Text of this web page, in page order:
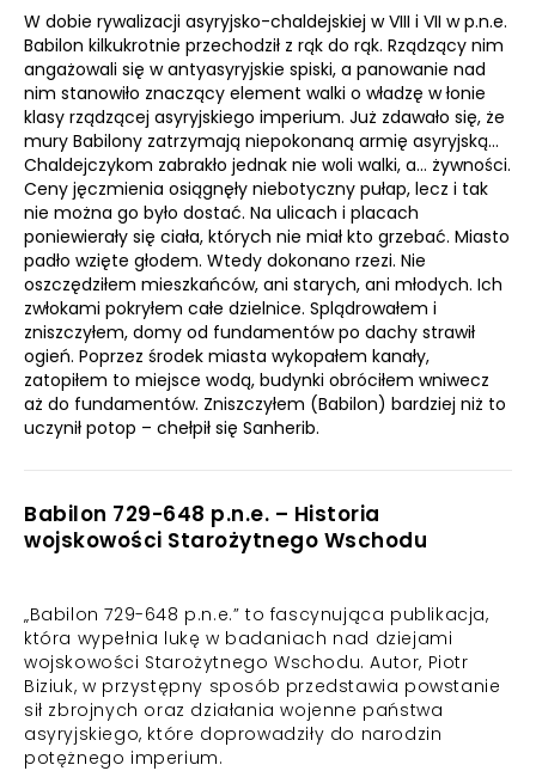
W dobie rywalizacji asyryjsko-chaldejskiej w VIII i VII w p.n.e.
Babilon kilkukrotnie przechodził z rąk do rąk. Rządzący nim
angażowali się w antyasyryjskie spiski, a panowanie nad
nim stanowiło znaczący element walki o władzę w łonie
klasy rządzącej asyryjskiego imperium. Już zdawało się, że
mury Babilony zatrzymają niepokonaną armię asyryjską...
Chaldejczykom zabrakło jednak nie woli walki, a... żywności.
Ceny jęczmienia osiągnęły niebotyczny pułap, lecz i tak
nie można go było dostać. Na ulicach i placach
poniewierały się ciała, których nie miał kto grzebać. Miasto
padło wzięte głodem. Wtedy dokonano rzezi. Nie
oszczędziłem mieszkańców, ani starych, ani młodych. Ich
zwłokami pokryłem całe dzielnice. Splądrowałem i
zniszczyłem, domy od fundamentów po dachy strawił
ogień. Poprzez środek miasta wykopałem kanały,
zatopiłem to miejsce wodą, budynki obróciłem wniwecz
aż do fundamentów. Zniszczyłem (Babilon) bardziej niż to
uczynił potop – chełpił się Sanherib.
Babilon 729-648 p.n.e. – Historia
wojskowości Starożytnego Wschodu
„Babilon 729-648 p.n.e.” to fascynująca publikacja,
która wypełnia lukę w badaniach nad dziejami
wojskowości Starożytnego Wschodu. Autor, Piotr
Biziuk, w przystępny sposób przedstawia powstanie
sił zbrojnych oraz działania wojenne państwa
asyryjskiego, które doprowadziły do narodzin
potężnego imperium.